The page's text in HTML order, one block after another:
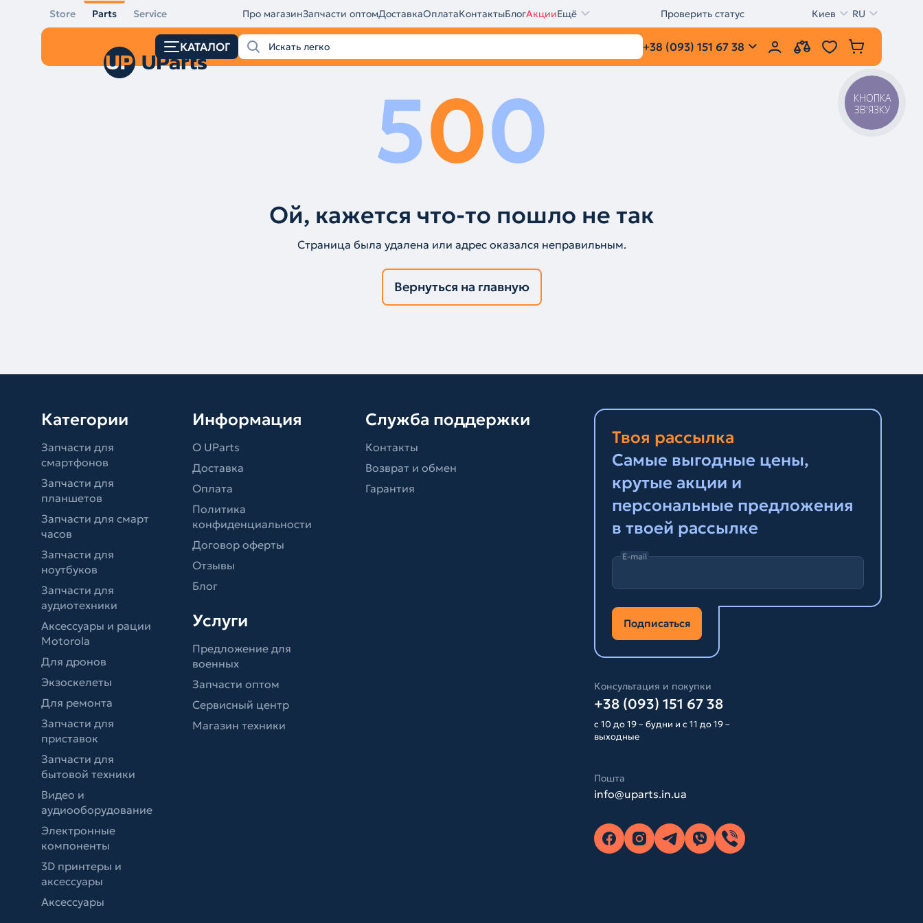
Store Parts Service Про магазинЗапчасти оптомДоставкаОплатаКонтактыБлогАкцииЕщё Проверить статус Киев RU
КАТАЛОГ +38 (093) 151 67 38
500
Ой, кажется что-то пошло не так
Страница была удалена или адрес оказался неправильным.
Вернуться на главную
Категории
Запчасти для
смартфонов
Запчасти для
планшетов
Запчасти для смарт
часов
Запчасти для
ноутбуков
Запчасти для
аудиотехники
Аксессуары и рации
Motorola
Для дронов
Экзоскелеты
Для ремонта
Запчасти для
приставок
Запчасти для
бытовой техники
Видео и
аудиооборудование
Электронные
компоненты
3D принтеры и
аксессуары
Аксессуары
Информация
О UParts
Доставка
Оплата
Политика
конфиденциальности
Договор оферты
Отзывы
Блог
Услуги
Предложение для
военных
Запчасти оптом
Сервисный центр
Магазин техники
Служба поддержки
Контакты
Возврат и обмен
Гарантия
Твоя рассылка
Самые выгодные цены,
крутые акции и
персональные предложения
в твоей рассылке
E-mail
Подписаться
Консультация и покупки
+38 (093) 151 67 38
с 10 до 19 – будни и с 11 до 19 –
выходные
Пошта
info@uparts.in.ua
КНОПКА
ЗВ'ЯЗКУ